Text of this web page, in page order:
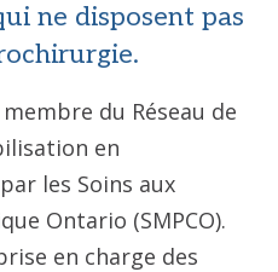
ne disposent pas
du Réseau de
en
les Soins aux
Ontario (SMPCO).
en charge des